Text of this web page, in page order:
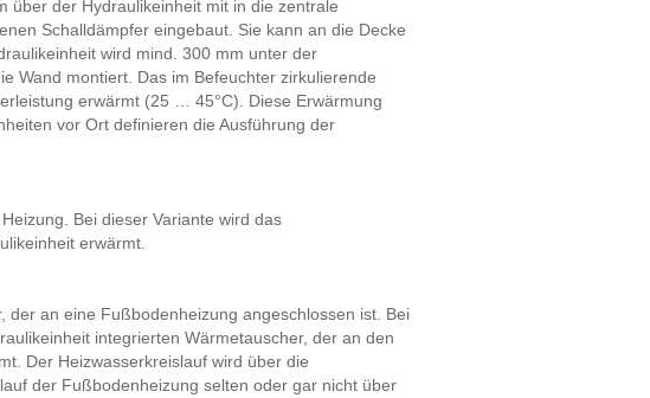
über der Hydraulikeinheit mit in die zentrale
Schalldämpfer eingebaut. Sie kann an die Decke
wird mind. 300 mm unter der
Wand montiert. Das im Befeuchter zirkulierende
erwärmt (25 … 45°C). Diese Erwärmung
vor Ort definieren die Ausführung der
Bei dieser Variante wird das
erwärmt.
an eine Fußbodenheizung angeschlossen ist. Bei
integrierten Wärmetauscher, der an den
Der Heizwasserkreislauf wird über die
der Fußbodenheizung selten oder gar nicht über